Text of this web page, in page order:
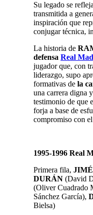
Su legado se
transmitida a
inspiración que
conjugar técnica,
La historia de
defensa Real
jugador que, con
liderazgo, supo
formativas de la
una carrera digna
testimonio de que
forja a base de
compromiso con
1995-1996 Real
Primera fila,
DURÁN (David
(Oliver Cuadrado
Sánchez García),
Bielsa)